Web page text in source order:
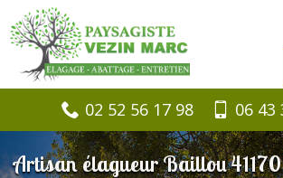
02 52 56 17 98 06 43
Artisan élagueur Baillou 41170